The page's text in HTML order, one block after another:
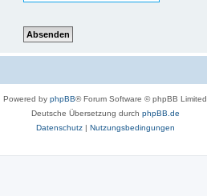
Powered by phpBB® Forum Software © phpBB Limited
Deutsche Übersetzung durch phpBB.de
Datenschutz| Nutzungsbedingungen